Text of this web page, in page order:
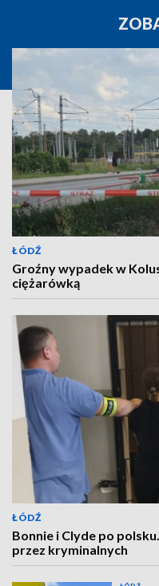
ŁÓDŹ
Groźny wypadek w
ciężarówką
ŁÓDŹ
Bonnie i Clyde po
przez kryminalnych